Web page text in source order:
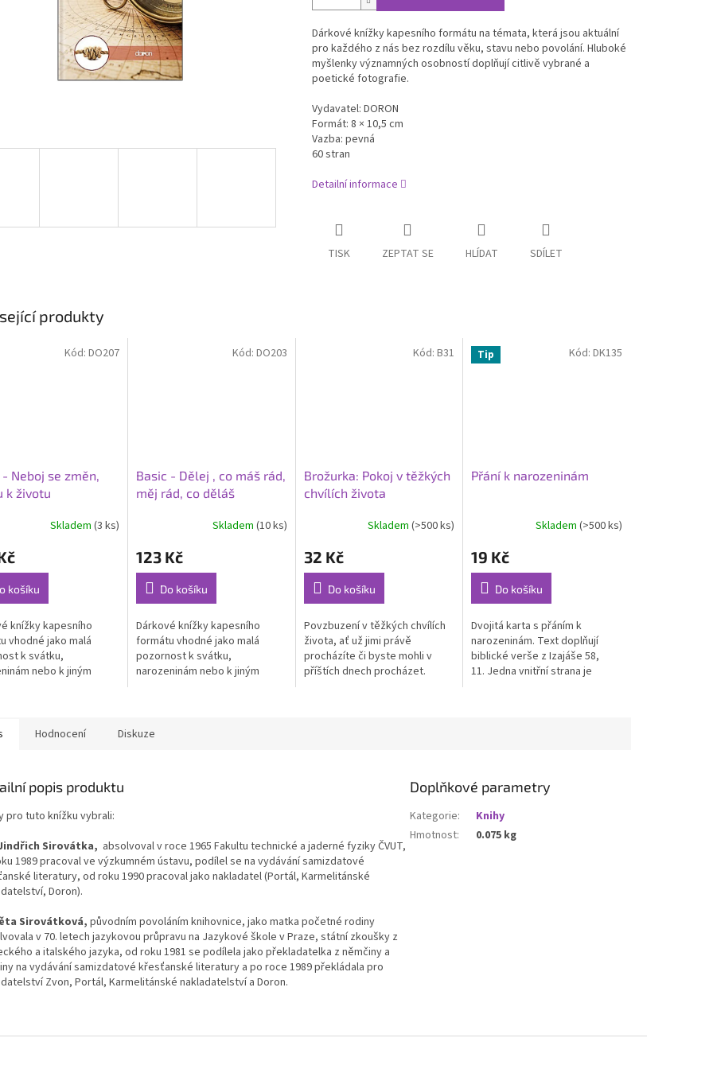
Dárkové knížky kapesního formátu na témata, která jsou aktuální
pro každého z nás bez rozdílu věku, stavu nebo povolání. Hluboké
myšlenky významných osobností doplňují citlivě vybrané a
poetické fotografie.
Vydavatel: DORON
Formát: 8 × 10,5 cm
Vazba: pevná
60 stran
Detailní informace
TISK ZEPTAT SE HLÍDAT SDÍLET
produkty
- Neboj se změn,
k životu
Skladem (3 ks)
košíku
knížky kapesního
vhodné jako malá
k svátku,
nebo k jiným
Kód: DO207
Basic - Dělej , co máš rád,
měj rád, co děláš
produktu
je
5,0
z
5
hvězdiček.
Skladem (10 ks)
123 Kč
Do košíku
Dárkové knížky kapesního
formátu vhodné jako malá
pozornost k svátku,
narozeninám nebo k jiným
Kód: DO203
Brožurka: Pokoj v těžkých
chvílích života
produktu
je
5,0
z
5
hvězdiček.
Skladem(>500 ks)
32 Kč
Do košíku
Povzbuzení v těžkých chvílích
života, ať už jimi právě
procházíte či byste mohli v
příštích dnech procházet.
Kód:B31 Tip
Přání k narozeninám
produktu
je
5,0
z
5
hvězdiček.
Skladem(>500 ks)
19 Kč
Do košíku
Dvojitá karta s přáním k
narozeninám. Text doplňují
biblické verše z Izajáše 58,
11. Jedna vnitřní strana je
Kód: DK135
Hodnocení Diskuze
popis produktu
pro tuto knížku vybrali:
Sirovátka, absolvoval v roce 1965 Fakultu technické a jaderné fyziky ČVUT,
1989 pracoval ve výzkumném ústavu, podílel se na vydávání samizdatové
literatury, od roku 1990 pracoval jako nakladatel (Portál, Karmelitánské
Doron).
Sirovátková, původním povoláním knihovnice, jako matka početné rodiny
v 70. letech jazykovou průpravu na Jazykové škole v Praze, státní zkoušky z
a italského jazyka, od roku 1981 se podílela jako překladatelka z němčiny a
na vydávání samizdatové křesťanské literatury a po roce 1989 překládala pro
Zvon, Portál, Karmelitánské nakladatelství a Doron.
Doplňkové parametry
Kategorie:
Knihy
Hmotnost: 0.075 kg